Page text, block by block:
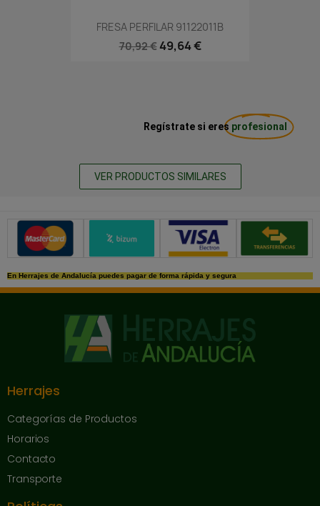
FRESA PERFILAR 91122011B
70,92 € 49,64 €
Regístrate si eres profesional
VER PRODUCTOS SIMILARES
Métodos de pago seguros
En Herrajes de Andalucía puedes pagar de forma rápida y segura
Herrajes
Categorías de Productos
Horarios
Contacto
Transporte